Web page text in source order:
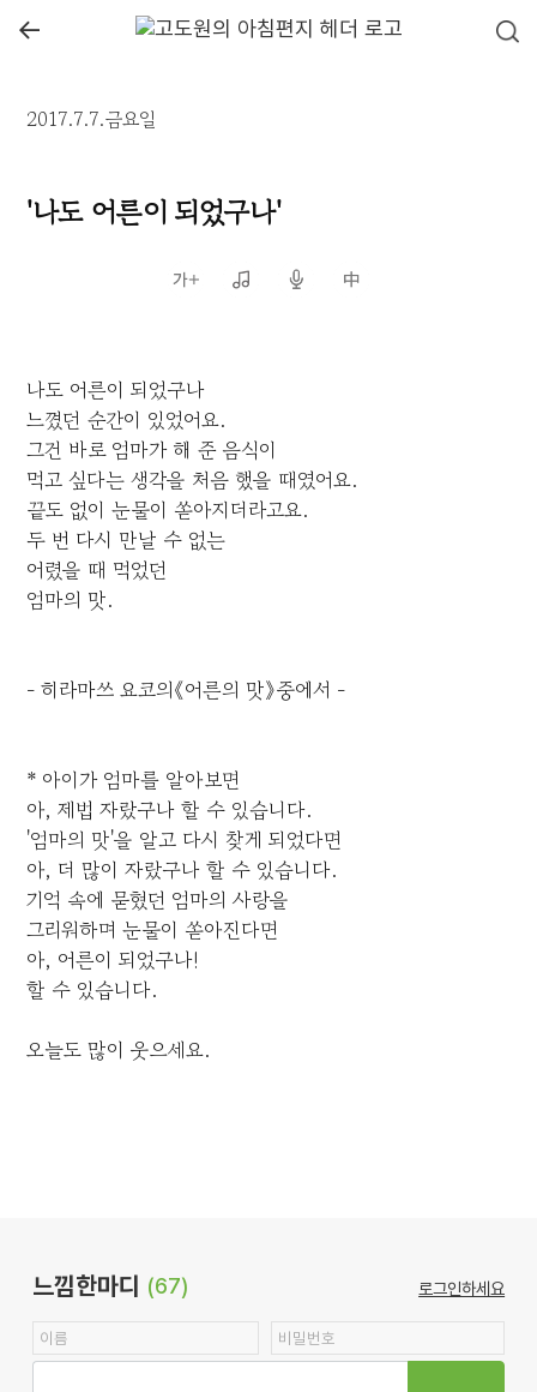
←
2017.7.7.금요일
'나도 어른이 되었구나'
나도 어른이 되었구나
느꼈던 순간이 있었어요.
그건 바로 엄마가 해 준 음식이
먹고 싶다는 생각을 처음 했을 때였어요.
끝도 없이 눈물이 쏟아지더라고요.
두 번 다시 만날 수 없는
어렸을 때 먹었던
엄마의 맛.
- 히라마쓰 요코의《어른의 맛》중에서 -
* 아이가 엄마를 알아보면
아, 제법 자랐구나 할 수 있습니다.
'엄마의 맛'을 알고 다시 찾게 되었다면
아, 더 많이 자랐구나 할 수 있습니다.
기억 속에 묻혔던 엄마의 사랑을
그리워하며 눈물이 쏟아진다면
아, 어른이 되었구나!
할 수 있습니다.
오늘도 많이 웃으세요.
느낌한마디 (67) 로그인하세요